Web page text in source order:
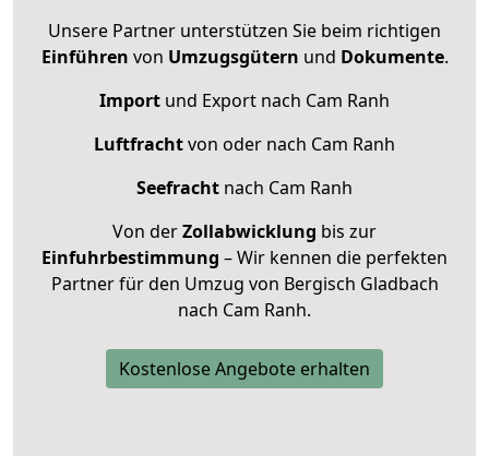
Unsere Partner unterstützen Sie beim richtigen
Einführen von Umzugsgütern und Dokumente.
Import und Export nach Cam Ranh
Luftfrachtvon oder nach Cam Ranh
Seefracht nach Cam Ranh
Von derZollabwicklung bis zur
Einfuhrbestimmung – Wir kennen die perfekten
Partner für den Umzug von Bergisch Gladbach
nach Cam Ranh.
Kostenlose Angebote erhalten